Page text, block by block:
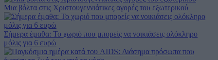
Μια βόλτα στις Χριστουγεννιάτικες αγορές του εξωτερικού
Σήμερα έμαθα: Το χωριό που μπορείς να νοικιάσεις ολόκληρο
μόλις για 6 ευρώ